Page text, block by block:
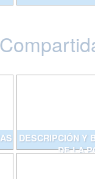
DESCRIPCIÓN Y
DE LA